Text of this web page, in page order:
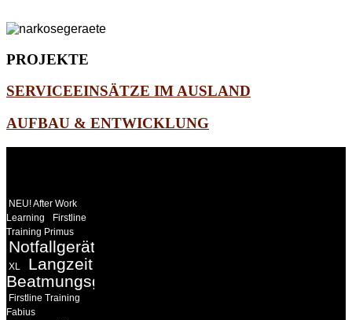
PROJEKTE
SERVICEEINSÄTZE IM AUSLAND
AUFBAU & ENTWICKLUNG
NEU! After Work
Learning
Firstline
Training Primus
Notfallgeräte
XL
Langzeit
Beatmungsgeräte
Firstline Training
Fabius